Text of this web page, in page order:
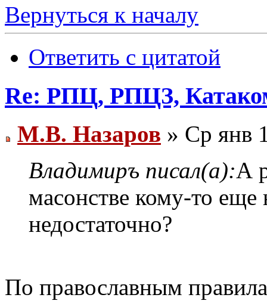
Вернуться к началу
Ответить с цитатой
Re: РПЦ, РПЦЗ,
М.В. Назаров » Ср янв
Владимиръ писал(а):А
масонстве кому-то еще
недостаточно?
По православным